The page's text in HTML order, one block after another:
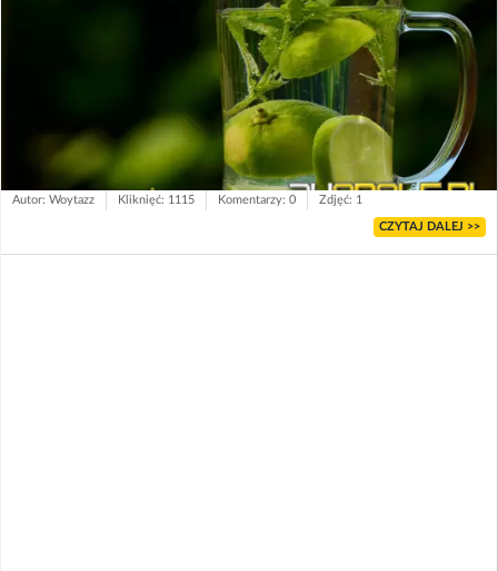
Autor: Woytazz Kliknięć: 1115 Komentarzy: 0 Zdjęć: 1
CZYTAJ DALEJ >>